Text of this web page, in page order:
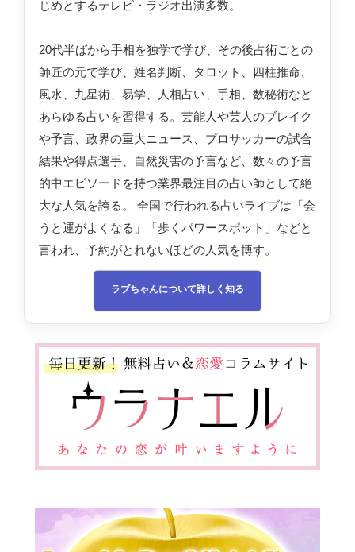
じめとするテレビ・ラジオ出演多数。
20代半ばから手相を独学で学び、その後占術ごとの
師匠の元で学び、姓名判断、タロット、四柱推命、
風水、九星術、易学、人相占い、手相、数秘術など
あらゆる占いを習得する。芸能人や芸人のブレイク
や予言、政界の重大ニュース、プロサッカーの試合
結果や得点選手、自然災害の予言など、数々の予言
的中エピソードを持つ業界最注目の占い師として絶
大な人気を誇る。 全国で行われる占いライブは「会
うと運がよくなる」「歩くパワースポット」などと
言われ、予約がとれないほどの人気を博す。
ラブちゃんについて詳しく知る